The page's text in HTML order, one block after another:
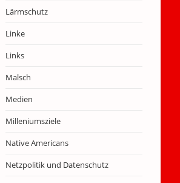
Lärmschutz
Linke
Links
Malsch
Medien
Milleniumsziele
Native Americans
Netzpolitik und Datenschutz